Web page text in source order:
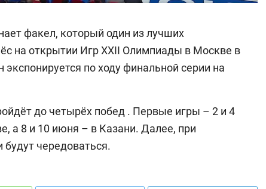
факел, который один из лучших
на открытии Игр ХХII Олимпиады в Москве в
экспонируется по ходу финальной серии на
до четырёх побед . Первые игры – 2 и 4
а 8 и 10 июня – в Казани. Далее, при
чередоваться.
выбор редакции